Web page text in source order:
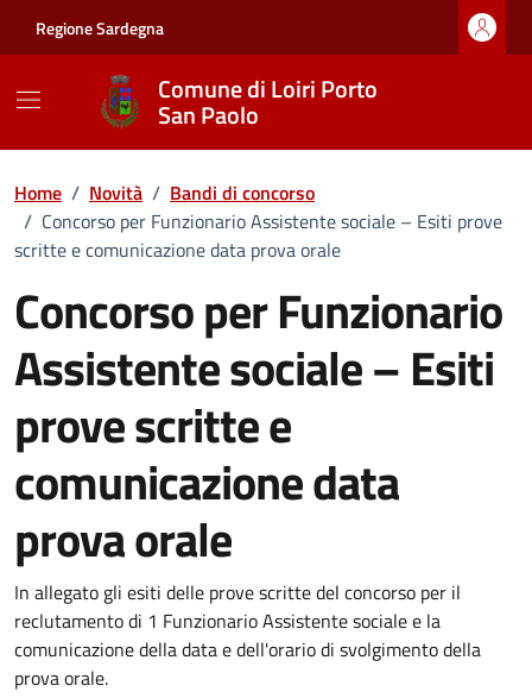
Regione Sardegna
Comune di Loiri Porto
San Paolo
Home / Novità / Bandi di concorso
/ Concorso per Funzionario Assistente sociale – Esiti prove
scritte e comunicazione data prova orale
Concorso per Funzionario
Assistente sociale – Esiti
prove scritte e
comunicazione data
prova orale
Dettagli della notizia
In allegato gli esiti delle prove scritte del concorso per il
reclutamento di 1 Funzionario Assistente sociale e la
comunicazione della data e dell'orario di svolgimento della
prova orale.